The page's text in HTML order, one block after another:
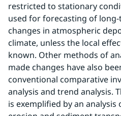
restricted to stationary
used for forecasting of long-
changes in atmospheric
climate, unless the local
known. Other methods of
made changes have also
conventional comparative
analysis and trend analysis.
is exemplified by an